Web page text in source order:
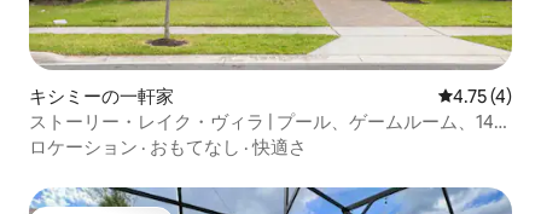
キシミーの一軒家 レビュー4
4.75 (4)
ストーリー・レイク・ヴィラ | プール、ゲームルーム、14名
様まで収容可能
ロケーション · おもてなし ·快適さ